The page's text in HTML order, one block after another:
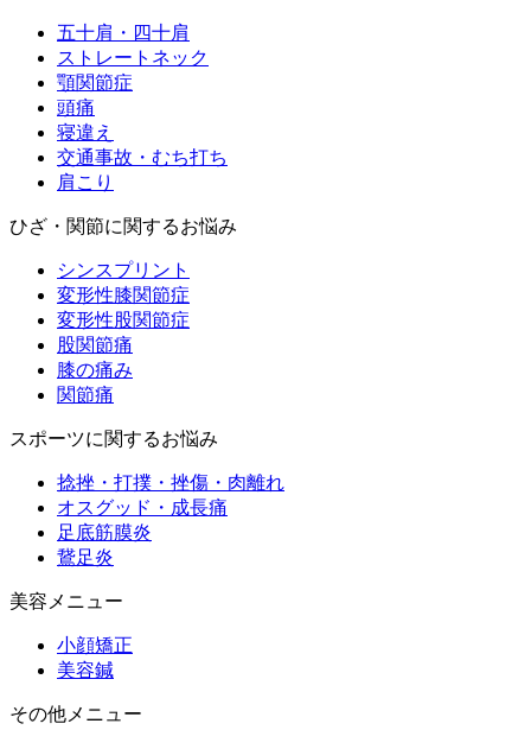
五十肩・四十肩
ストレートネック
顎関節症
頭痛
寝違え
交通事故・むち打ち
肩こり
ひざ・関節に関するお悩み
シンスプリント
変形性膝関節症
変形性股関節症
股関節痛
膝の痛み
関節痛
スポーツに関するお悩み
捻挫・打撲・挫傷・肉離れ
オスグッド・成長痛
足底筋膜炎
鵞足炎
美容メニュー
小顔矯正
美容鍼
その他メニュー